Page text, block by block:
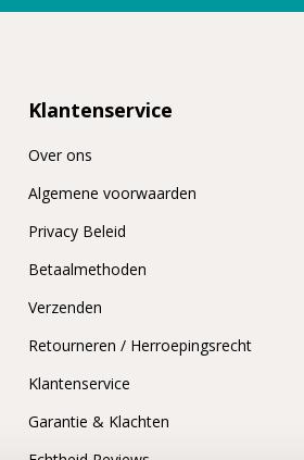
Klantenservice
Over ons
Algemene voorwaarden
Privacy Beleid
Betaalmethoden
Verzenden
Retourneren / Herroepingsrecht
Klantenservice
Garantie & Klachten